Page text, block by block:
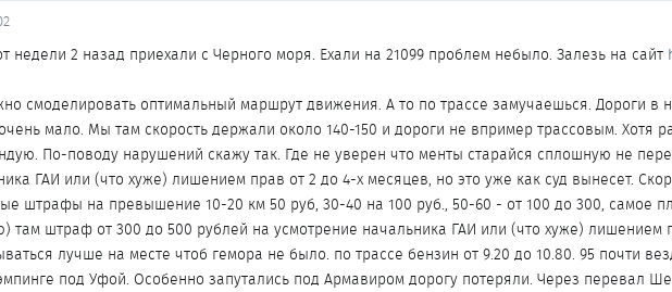
недели 2 назад приехали с Черного моря. Ехали на 21099 проблем небыло. Залезь на сайт
смоделировать оптимальный маршрут движения. А то по трассе замучаешься. Дороги в
мало. Мы там скорость держали около 140-150 и дороги не впример трассовым. Хотя
По-поводу нарушений скажу так. Где не уверен что менты старайся сплошную не
ГАИ или (что хуже) лишением прав от 2 до 4-х месяцев, но это уже как суд вынесет.
штрафы на превышение 10-20 км 50 руб, 30-40 на 100 руб., 50-60 - от 100 до 300, самое
там штраф от 300 до 500 рублей на усмотрение начальника ГАИ или (что хуже) лишением
лучше на месте чтоб гемора не было. по трассе бензин от 9.20 до 10.80. 95 почти
под Уфой. Особенно запутались под Армавиром дорогу потеряли. Через перевал